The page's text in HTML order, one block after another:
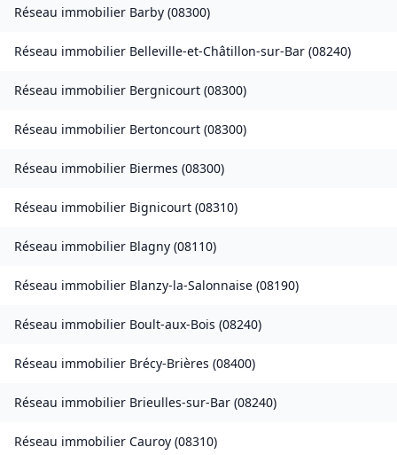
Réseau immobilier Barby (08300)
Réseau immobilier Belleville-et-Châtillon-sur-Bar (08240)
Réseau immobilier Bergnicourt (08300)
Réseau immobilier Bertoncourt (08300)
Réseau immobilier Biermes (08300)
Réseau immobilier Bignicourt (08310)
Réseau immobilier Blagny (08110)
Réseau immobilier Blanzy-la-Salonnaise (08190)
Réseau immobilier Boult-aux-Bois (08240)
Réseau immobilier Brécy-Brières (08400)
Réseau immobilier Brieulles-sur-Bar (08240)
Réseau immobilier Cauroy (08310)